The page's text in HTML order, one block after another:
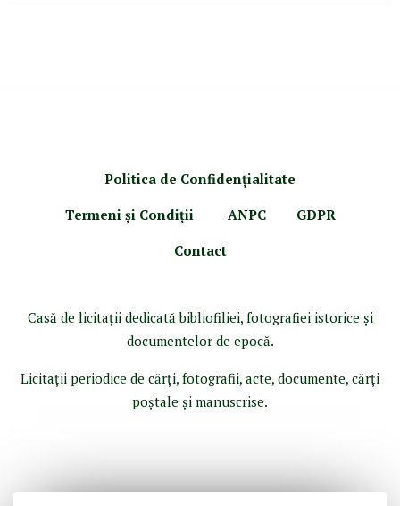
Politica de Confidenţialitate
Termeni şi Condiţii
ANPC
GDPR
Contact
Casă de licitaţii dedicată bibliofiliei, fotografiei istorice şi
documentelor de epocă.
Licitaţii periodice de cărţi, fotografii, acte, documente, cărţi
poştale şi manuscrise.